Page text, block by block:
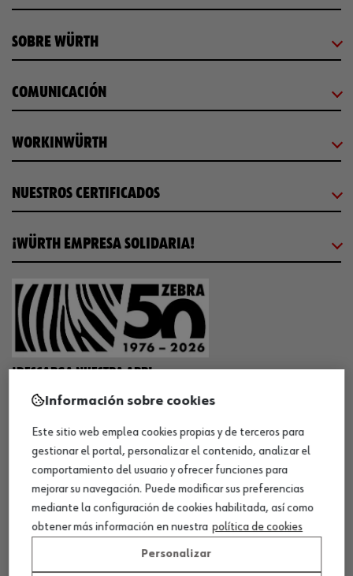
SOBRE WÜRTH
COMUNICACIÓN
WORKINWÜRTH
NUESTROS CERTIFICADOS
¡WÜRTH EMPRESA SOLIDARIA!
¡DESCARGA NUESTRA APP!
MÉTODOS DE PAGO
¡SÍGUENOS!
Información sobre cookies
Este sitio web emplea cookies propias y de terceros para
gestionar el portal, personalizar el contenido, analizar el
comportamiento del usuario y ofrecer funciones para
mejorar su navegación. Puede modificar sus preferencias
mediante la configuración de cookies habilitada, así como
obtener más información en nuestra política de cookies
Personalizar